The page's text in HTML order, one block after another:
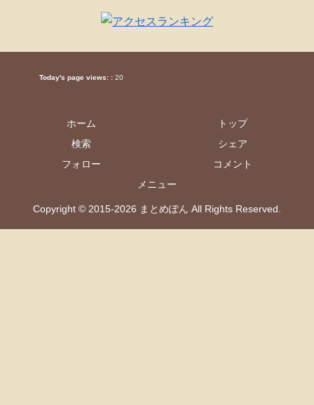
Today's page views: : 20
ホーム
トップ
検索
シェア
フォロー
コメント
メニュー
Copyright © 2015-2026 まとめぽん All Rights Reserved.